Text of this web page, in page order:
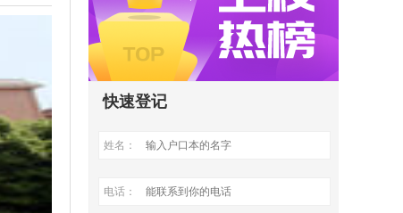
快速登记
姓名：
电话：